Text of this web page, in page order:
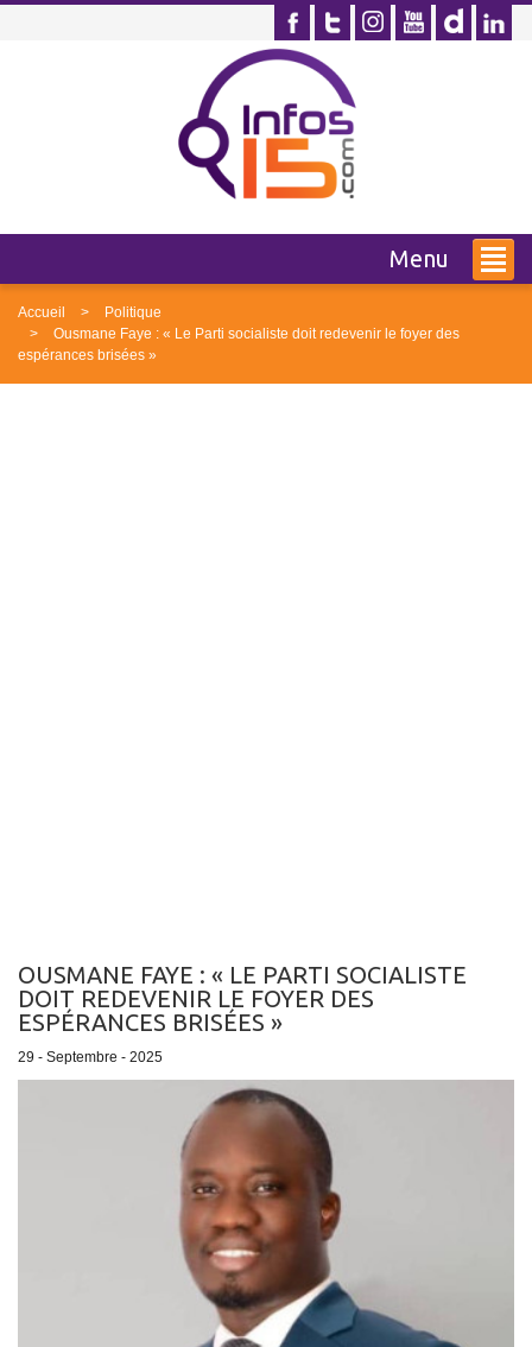
Menu
Accueil
Politique
Ousmane Faye : « Le Parti socialiste doit redevenir le foyer des
espérances brisées »
OUSMANE FAYE : « LE PARTI SOCIALISTE
DOIT REDEVENIR LE FOYER DES
ESPÉRANCES BRISÉES »
29 - Septembre - 2025